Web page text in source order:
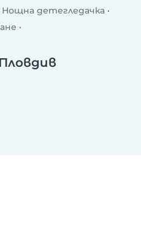
Нощна детегледачка
Уикенд детегледачка